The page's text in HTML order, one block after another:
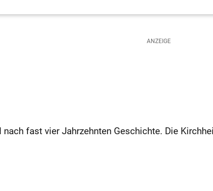
fast vier Jahrzehnten Geschichte. Die